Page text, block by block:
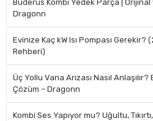
Buderus Kombi Yedek Parça |
Dragonn
Evinize Kaç kW Isı Pompası
Rehberi)
Üç Yollu Vana Arızası Nasıl
Çözüm – Dragonn
Kombi Ses Yapıyor mu? Uğultu,